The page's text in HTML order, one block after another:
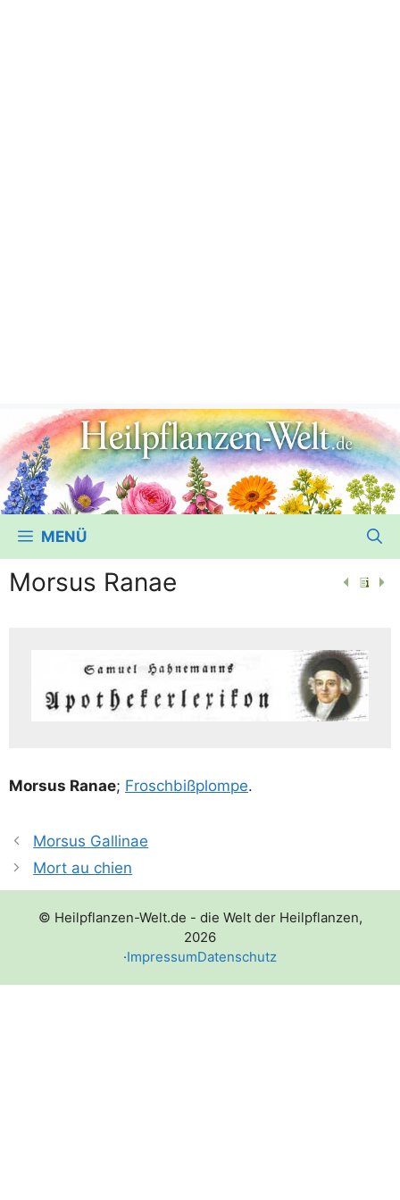
MENÜ
Morsus Ranae
Mor­sus Ranae; Frosch­biß­plom­pe.
Morsus Gallinae
Mort au chien
© Heilpflanzen-Welt.de - die Welt der Heilpflanzen,
2026
·ImpressumDatenschutz